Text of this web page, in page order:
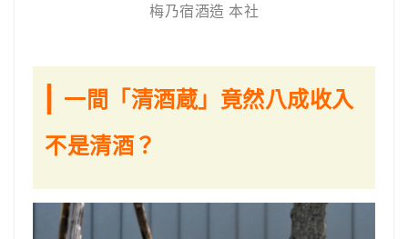
梅乃宿酒造 本社
| 一間「清酒蔵」竟然八成收入
不是清酒？